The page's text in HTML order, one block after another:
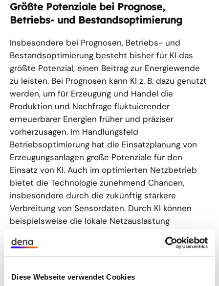
Diese Webseite verwendet Cookies
Größte Potenziale bei Prognose,
Betriebs- und Bestandsoptimierung
Insbesondere bei Prognosen, Betriebs- und
Bestandsoptimierung besteht bisher für KI das
größte Potenzial, einen Beitrag zur Energiewende
zu leisten. Bei Prognosen kann KI z. B. dazu genutzt
werden, um für Erzeugung und Handel die
Produktion und Nachfrage fluktuierender
erneuerbarer Energien früher und präziser
vorherzusagen. Im Handlungsfeld
Betriebsoptimierung hat die Einsatzplanung von
Erzeugungsanlagen große Potenziale für den
Einsatz von KI. Auch im optimierten Netzbetrieb
bietet die Technologie zunehmend Chancen,
insbesondere durch die zukünftig stärkere
Verbreitung von Sensordaten. Durch KI können
beispielsweise die lokale Netzauslastung
werden.
Anwendungsfelder Instandhaltung und Sicherheit